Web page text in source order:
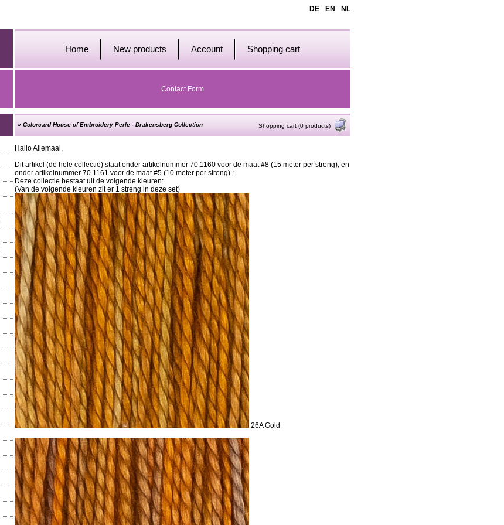
DE - EN - NL
Home New products Account Shopping cart
Contact Form
» Colorcard House of Embroidery Perle - Drakensberg Collection Shopping cart (0 products)
Hallo Allemaal,
Dit artikel (de hele collectie) staat onder artikelnummer 70.1160 voor de maat #8 (15 meter per streng), en
onder artikelnummer 70.1161 voor de maat #5 (10 meter per streng) :
Deze collectie bestaat uit de volgende kleuren:
(Van de volgende kleuren zit er 1 streng in deze set)
26A Gold